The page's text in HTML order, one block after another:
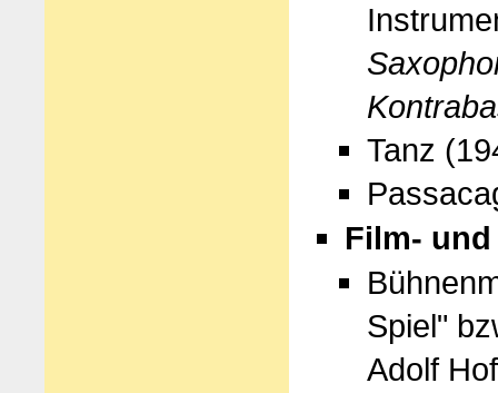
Tanz
Film-
Spiel"
Adolf